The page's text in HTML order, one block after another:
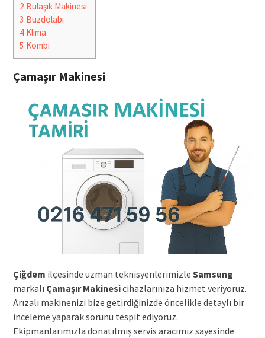
2 Bulaşık Makinesi
3 Buzdolabı
4Klima
5 Kombi
Çamaşır Makinesi
Çiğdem ilçesinde uzman teknisyenlerimizle Samsung
markalı Çamaşır Makinesicihazlarınıza hizmet veriyoruz.
Arızalı makinenizi bize getirdiğinizde öncelikle detaylı bir
inceleme yaparak sorunu tespit ediyoruz.
Ekipmanlarımızla donatılmış servis aracımız sayesinde